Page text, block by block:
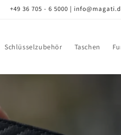
+49 36 705 - 6 5000 |
Schlüsselzubehör Taschen